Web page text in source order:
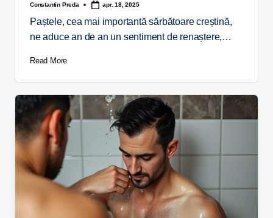
Constantin Preda apr. 18, 2025
Paștele, cea mai importantă sărbătoare creștină,
ne aduce an de an un sentiment de renaștere,…
Read More